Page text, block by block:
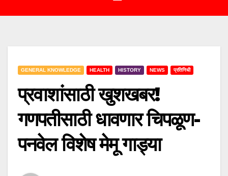
GENERAL KNOWLEDGE HEALTH HISTORY NEWS प्रतिनिधी
प्रवाशांसाठी खुशखबर!
गणपतीसाठी धावणार चिपळूण-
पनवेल विशेष मेमू गाड्या